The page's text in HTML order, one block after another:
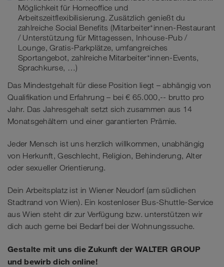
Möglichkeit für Homeoffice und
Arbeitszeitflexibilisierung. Zusätzlich genießt du
zahlreiche Social Benefits (Mitarbeiter*innen-Restaurant
/ Unterstützung für Mittagessen, Inhouse-Pub /
Lounge, Gratis-Parkplätze, umfangreiches
Sportangebot, zahlreiche Mitarbeiter*innen-Events,
Sprachkurse, …)
Das Mindestgehalt für diese Position liegt – abhängig von
Qualifikation und Erfahrung – bei € 65.000,-- brutto pro
Jahr. Das Jahresgehalt setzt sich zusammen aus 14
Monatsgehältern und einer garantierten Prämie.
Jeder Mensch ist uns herzlich willkommen, unabhängig
von Herkunft, Geschlecht, Religion, Behinderung, Alter
oder sexueller Orientierung.
Dein Arbeitsplatz ist in Wiener Neudorf (am südlichen
Stadtrand von Wien). Ein kostenloser Bus-Shuttle-Service
aus Wien steht dir zur Verfügung bzw. unterstützen wir
dich auch gerne bei Bedarf bei der Wohnungssuche.
Gestalte mit uns die Zukunft der WALTER GROUP
und bewirb dich online!